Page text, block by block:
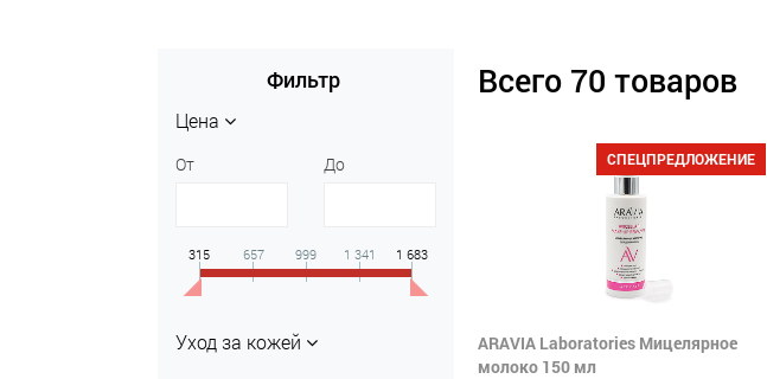
Фильтр
Цена
От До
315 657 999 1 341 1 683
Уход за кожей
Всего 70 товаров
СПЕЦПРЕДЛОЖЕНИЕ
ARAVIA Laboratories Мицелярное
молоко 150 мл